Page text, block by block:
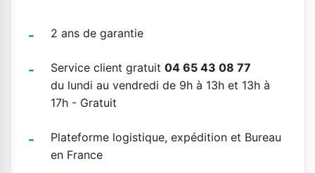
2 ans de garantie
Service client gratuit 04 65 43 08 77
du lundi au vendredi de 9h à 13h et 13h à
17h - Gratuit
Plateforme logistique, expédition et Bureau
en France